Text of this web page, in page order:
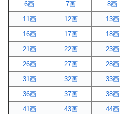
6画
7画 8画
11画
12画 13画
16画
17画 18画
21画
22画 23画
26画
27画 28画
31画
32画 33画
36画
37画 38画
41画
43画 44画